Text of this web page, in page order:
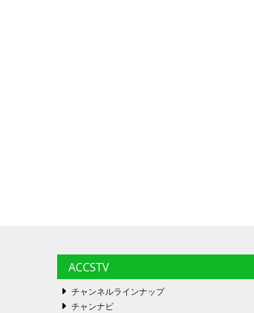
ACCSTV
チャンネルラインナップ
チャンナビ